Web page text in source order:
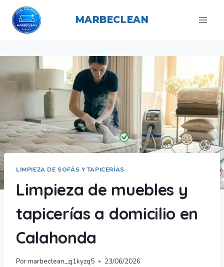
Saltar
contenido
MARBECLEAN
LIMPIEZA DE SOFÁS Y TAPICERÍAS
Limpieza de muebles y
tapicerías a domicilio en
Calahonda
Pormarbeclean_zj1kyzq5 23/06/2026